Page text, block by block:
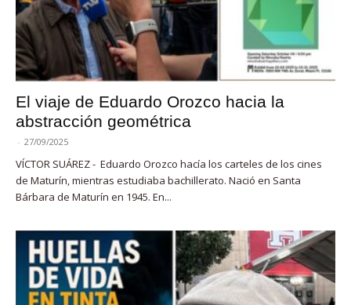
El viaje de Eduardo Orozco hacia la
abstracción geométrica
- 27/09/2025
VÍCTOR SUÁREZ - Eduardo Orozco hacía los carteles de los cines
de Maturín, mientras estudiaba bachillerato. Nació en Santa
Bárbara de Maturín en 1945. En...